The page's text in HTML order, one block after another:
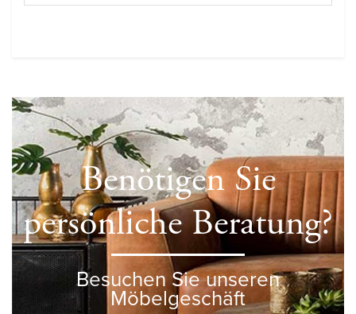
Benötigen Sie
persönliche Beratung?
Besuchen Sie unseren
Möbelgeschäft